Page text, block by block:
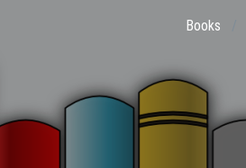
Books